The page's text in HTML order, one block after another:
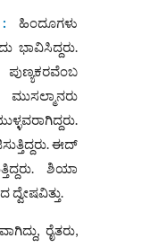
ಹಿಂದೂಗಳು
ಭಾವಿಸಿದ್ದರು.
ಈದ್
ಶಿಯಾ
ದ್ವೇಷವಿತ್ತು.
ರೈತರು,